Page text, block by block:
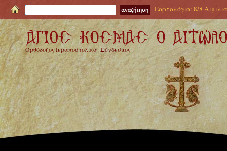
Εορτολόγιο: 8/8
Ορθόδοξος Ιεραποστολικός Σύνδεσμος